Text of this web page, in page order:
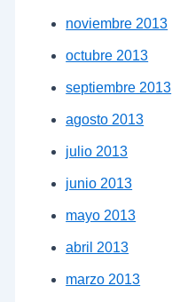
noviembre 2013
octubre 2013
septiembre 2013
agosto 2013
julio 2013
junio 2013
mayo 2013
abril 2013
marzo 2013